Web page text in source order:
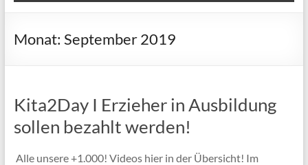
Monat: September 2019
Kita2Day I Erzieher in Ausbildung
sollen bezahlt werden!
Alle unsere +1.000! Videos hier in der Übersicht! Im